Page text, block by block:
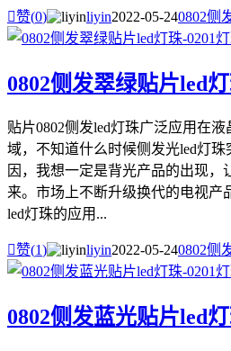
赞(0) liyin2022-05-240802侧
0802侧发翠绿贴片led
贴片0802侧发led灯珠广泛应用在
域，不知道什么时候侧发光led灯
因，我想一定是背光产品的出现，
来。市场上不断升级换代的电视产
led灯珠的应用...
赞(1) liyin2022-05-240802侧
0802侧发蓝光贴片led